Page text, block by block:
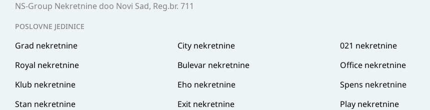
NS-Group Nekretnine doo Novi Sad, Reg.br. 711
POSLOVNE JEDINICE
Grad nekretnine City nekretnine 021 nekretnine
Royal nekretnine
Bulevar nekretnine Office nekretnine
Klub nekretnine
Eho nekretnine Spens nekretnine
Stan nekretnine
Exit nekretnine Play nekretnine